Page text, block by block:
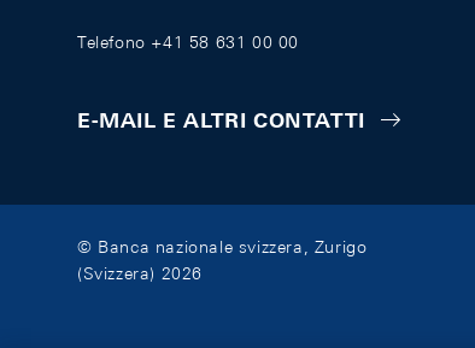
Telefono +41 58 631 00 00
E-MAIL E ALTRI CONTATTI
© Banca nazionale svizzera, Zurigo
(Svizzera) 2026